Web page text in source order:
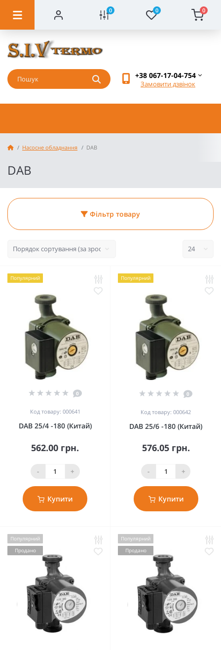
0 0 0
+38 067-17-04-754
Замовити дзвінок
Насосне обладнання DAB
DAB
Фільтр товару
Популярний
0
Код товару: 000641
DAB 25/4 -180 (Китай)
562.00 грн.
- +
Купити
Популярний
0
Код товару: 000642
DAB 25/6 -180 (Китай)
576.05 грн.
- +
Купити
Популярний
Продано
Популярний
Продано